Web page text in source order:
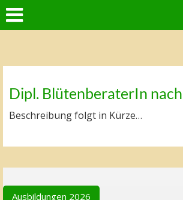
Dipl. BlütenberaterIn
Beschreibung folgt in Kürze…
Ausbildungen 2026